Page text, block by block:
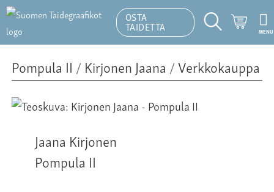
OSTA
TAIDETTA
Hakutoiminto
MENU
Pompula II / Kirjonen Jaana /Verkkokauppa
Jaana Kirjonen
Pompula II